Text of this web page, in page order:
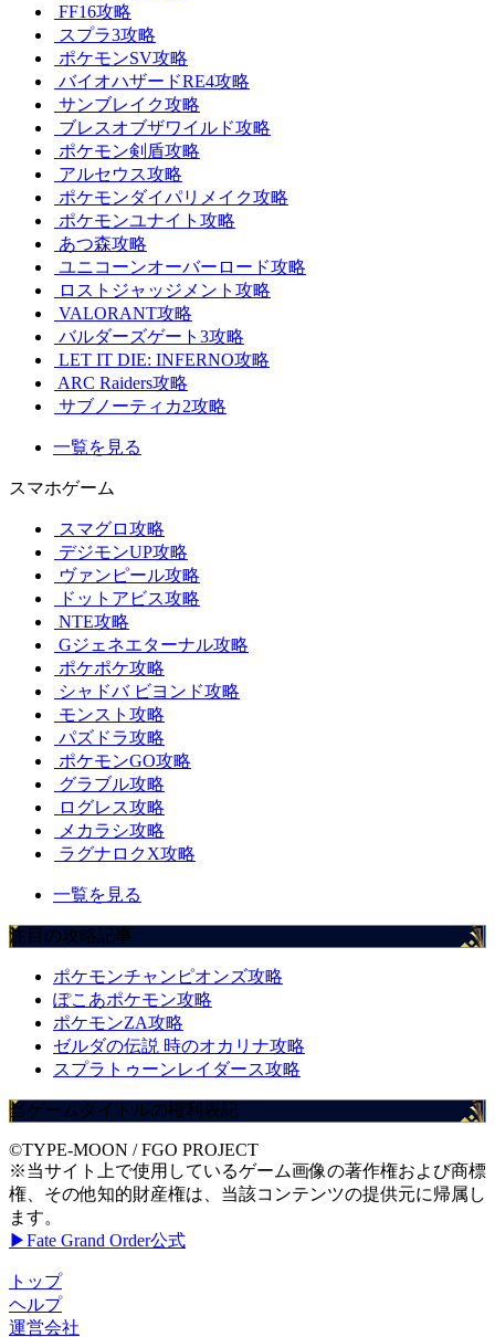
FF16攻略
スプラ3攻略
ポケモンSV攻略
バイオハザードRE4攻略
サンブレイク攻略
ブレスオブザワイルド攻略
ポケモン剣盾攻略
アルセウス攻略
ポケモンダイパリメイク攻略
ポケモンユナイト攻略
あつ森攻略
ユニコーンオーバーロード攻略
ロストジャッジメント攻略
VALORANT攻略
バルダーズゲート3攻略
LET IT DIE: INFERNO攻略
ARC Raiders攻略
サブノーティカ2攻略
一覧を見る
スマホゲーム
スマグロ攻略
デジモンUP攻略
ヴァンピール攻略
ドットアビス攻略
NTE攻略
Gジェネエターナル攻略
ポケポケ攻略
シャドバ ビヨンド攻略
モンスト攻略
パズドラ攻略
ポケモンGO攻略
グラブル攻略
ログレス攻略
メカラシ攻略
ラグナロクX攻略
一覧を見る
注目の攻略記事
ポケモンチャンピオンズ攻略
ぽこあポケモン攻略
ポケモンZA攻略
ゼルダの伝説 時のオカリナ攻略
スプラトゥーンレイダース攻略
当ゲームタイトルの権利表記
©TYPE-MOON / FGO PROJECT
※当サイト上で使用しているゲーム画像の著作権および商標
権、その他知的財産権は、当該コンテンツの提供元に帰属し
ます。
▶Fate Grand Order公式
トップ
ヘルプ
運営会社